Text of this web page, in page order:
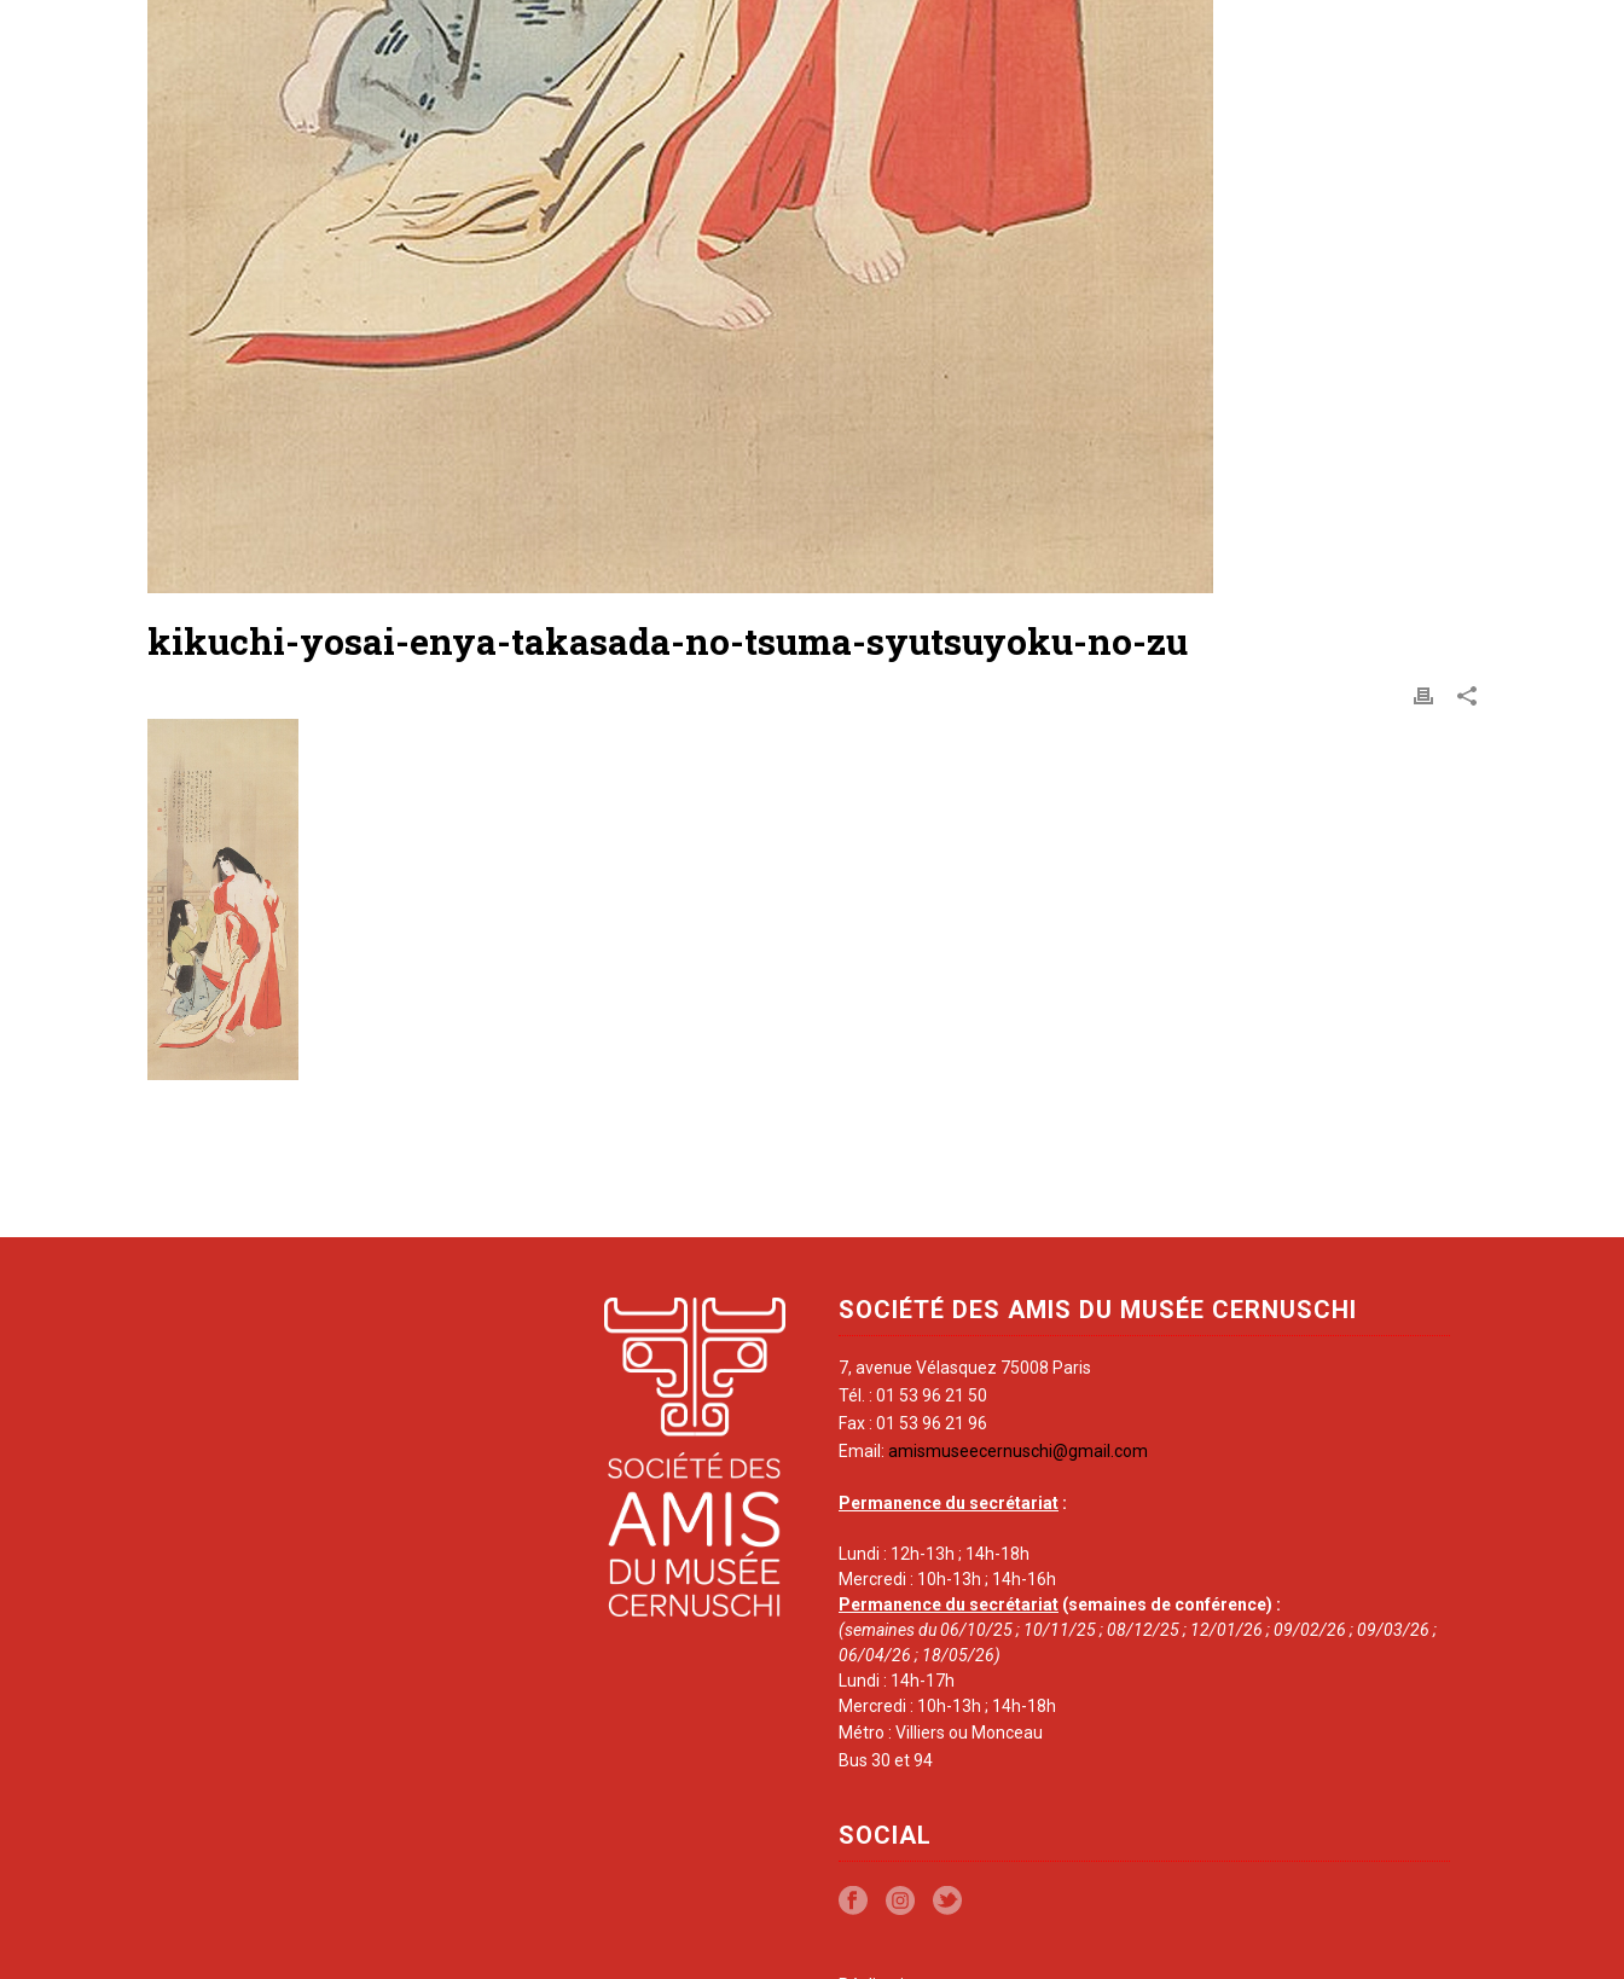
kikuchi-yosai-enya-takasada-no-tsuma-syutsuyoku-no-zu
SOCIÉTÉ DES AMIS DU MUSÉE CERNUSCHI
7, avenue Vélasquez 75008 Paris
Tél. : 01 53 96 21 50
Fax : 01 53 96 21 96
Email: amismuseecernuschi@gmail.com
Permanence du secrétariat :
Lundi : 12h-13h ; 14h-18h
Mercredi : 10h-13h ; 14h-16h
Permanence du secrétariat (semaines de conférence) :
(semaines du 06/10/25 ; 10/11/25 ; 08/12/25 ; 12/01/26 ; 09/02/26 ; 09/03/26 ;
06/04/26 ; 18/05/26)
Lundi : 14h-17h
Mercredi : 10h-13h ; 14h-18h
Métro : Villiers ou Monceau
Bus 30 et 94
SOCIAL